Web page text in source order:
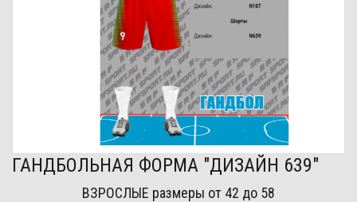
ГАНДБОЛЬНАЯ ФОРМА "ДИЗАЙН 639"
ВЗРОСЛЫЕ размеры от 42 до 58